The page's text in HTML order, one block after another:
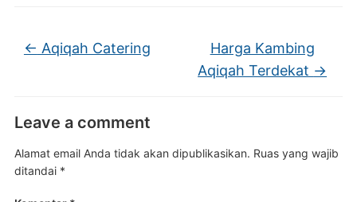
← Aqiqah Catering
Harga Kambing
Aqiqah Terdekat →
Leave a comment
Alamat email Anda tidak akan dipublikasikan. Ruas yang wajib
ditandai *